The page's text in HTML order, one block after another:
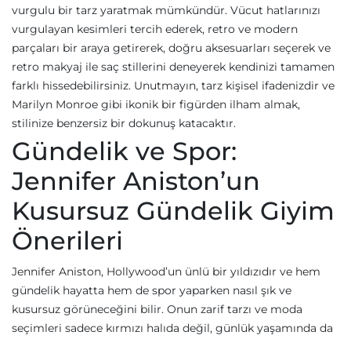
vurgulu bir tarz yaratmak mümkündür. Vücut hatlarınızı
vurgulayan kesimleri tercih ederek, retro ve modern
parçaları bir araya getirerek, doğru aksesuarları seçerek ve
retro makyaj ile saç stillerini deneyerek kendinizi tamamen
farklı hissedebilirsiniz. Unutmayın, tarz kişisel ifadenizdir ve
Marilyn Monroe gibi ikonik bir figürden ilham almak,
stilinize benzersiz bir dokunuş katacaktır.
Gündelik ve Spor:
Jennifer Aniston’un
Kusursuz Gündelik Giyim
Önerileri
Jennifer Aniston, Hollywood’un ünlü bir yıldızıdır ve hem
gündelik hayatta hem de spor yaparken nasıl şık ve
kusursuz görüneceğini bilir. Onun zarif tarzı ve moda
seçimleri sadece kırmızı halıda değil, günlük yaşamında da